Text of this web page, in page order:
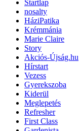
Startlap
nosalty
HáziPatika
Krémmánia
Marie Claire
Story
Akciós-Újság.hu
Hírstart
Vezess
Gyerekszoba
Kiderül
Meglepetés
Refresher
First Class